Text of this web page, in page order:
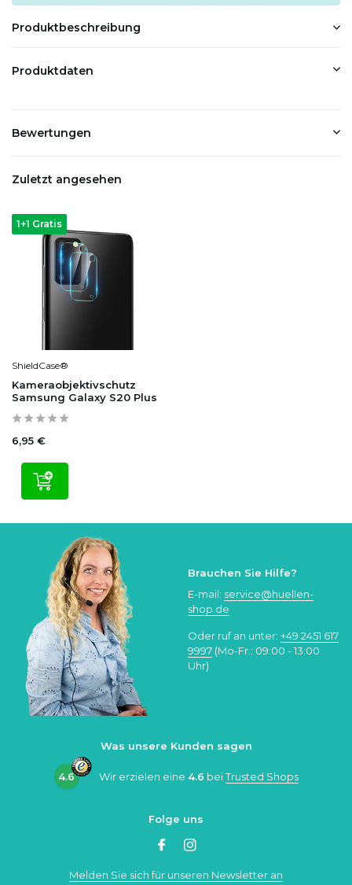
Produktbeschreibung
Produktdaten
Bewertungen
Zuletzt angesehen
1+1 Gratis
ShieldCase®
Kameraobjektivschutz
Samsung Galaxy S20 Plus
6,95 €
Brauchen Sie Hilfe?
E-mail: service@huellen-
shop.de
Oder ruf an unter: +49 2451 617
9997 (Mo-Fr.: 09:00 - 13:00
Uhr)
Was unsere Kunden sagen
4.6 Wir erzielen eine 4.6 beiTrusted Shops
Folge uns
Melden Sie sich für unseren Newsletter an